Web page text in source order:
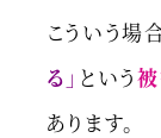
こういう場合
る」 という
あります。